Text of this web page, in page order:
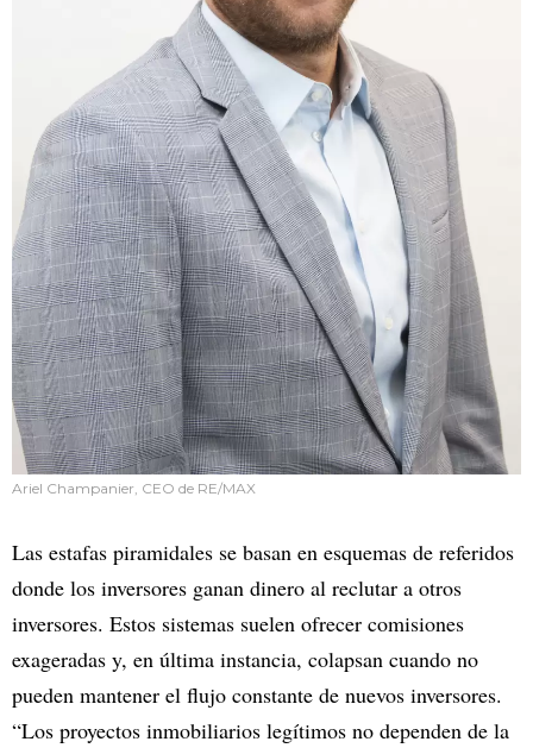
Ariel Champanier, CEO de RE/MAX
Las estafas piramidales se basan en esquemas de referidos
donde los inversores ganan dinero al reclutar a otros
inversores. Estos sistemas suelen ofrecer comisiones
exageradas y, en última instancia, colapsan cuando no
pueden mantener el flujo constante de nuevos inversores.
“Los proyectos inmobiliarios legítimos no dependen de la